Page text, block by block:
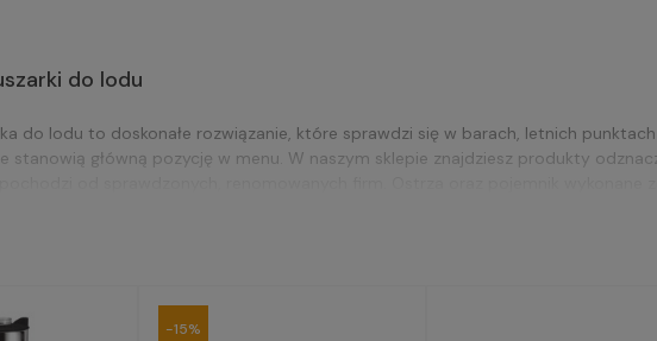
do lodu
do lodu to doskonałe rozwiązanie, które sprawdzi się w barach, letnich
stanowią główną pozycję w menu. W naszym sklepie znajdziesz produkty
świetny wygląd.
-15%